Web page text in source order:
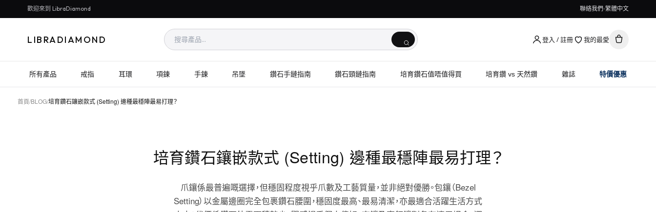
歡迎來到 LibraDiamond 聯絡我們 繁體中文
LIBRADIAMOND 登入 / 註冊 我的最愛
所有產品 戒指 耳環 項鍊 手鍊 吊墜 鑽石手鏈指南 鑽石頸鏈指南 培育鑽石值唔值得買 培育鑽 vs 天然鑽 雜誌 特價優惠
首頁/BLOG/培育鑽石鑲嵌款式 (Setting) 邊種最穩陣最易打理？
培育鑽石鑲嵌款式 (Setting) 邊種最穩陣最易打理？
爪鑲係最普遍嘅選擇，但穩固程度視乎爪數及工藝質量，並非絕對優勝。包鑲（Bezel
Setting）以金屬邊圈完全包裹鑽石腰圍，穩固度最高、最易清潔，亦最適合活躍生活方式